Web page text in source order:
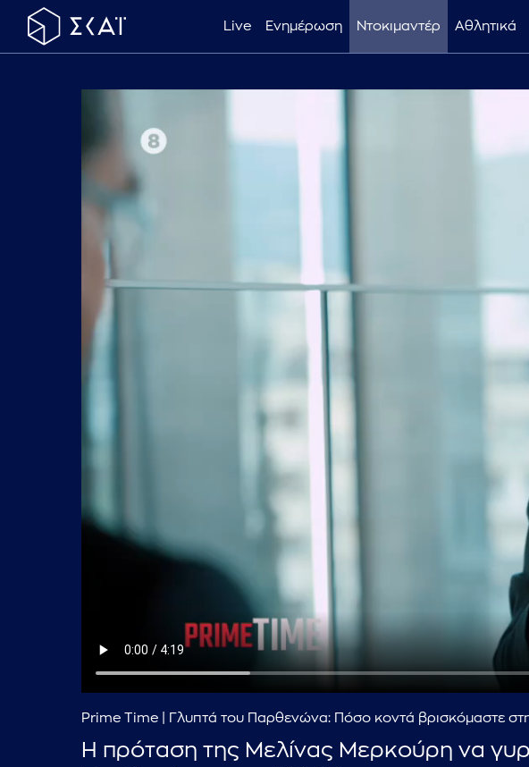
Live Ενημέρωση Ντοκιμαντέρ Αθλητικά
Prime Time | Γλυπτά του Παρθενώνα: Πόσο κοντά βρισκόμαστε
Η πρόταση της Μελίνας Μερκούρη να